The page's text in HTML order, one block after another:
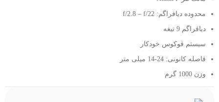
محدوده دیافراگم: f/2.8 – f/22
دیافراگم 9 تیغه
سیستم فوکوس خودکار
فاصله کانونی: 24-14 میلی متر
وزن 1000 گرم